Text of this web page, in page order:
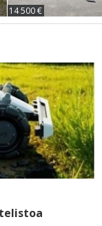
14 500 €